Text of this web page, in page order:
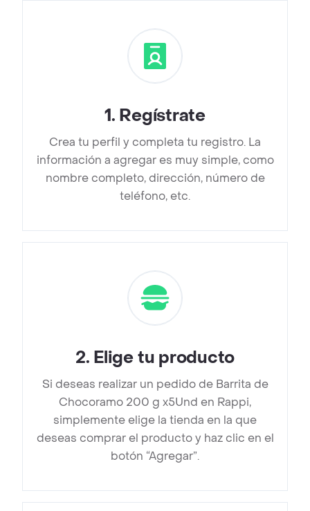
1. Regístrate
Crea tu perfil y completa tu registro. La
información a agregar es muy simple, como
nombre completo, dirección, número de
teléfono, etc.
2. Elige tu producto
Si deseas realizar un pedido de Barrita de
Chocoramo 200 g x5Und en Rappi,
simplemente elige la tienda en la que
deseas comprar el producto y haz clic en el
botón “Agregar”.